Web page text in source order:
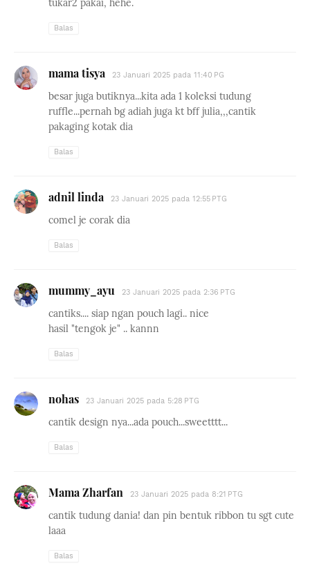
tukar2 pakai, hehe.
Balas
mama tisya 23 Januari 2025 pada 11:40 PG
besar juga butiknya...kita ada 1 koleksi tudung
ruffle...pernah bg adiah juga kt bff julia,,,cantik
pakaging kotak dia
Balas
adnil linda 23 Januari 2025 pada 12:55 PTG
comel je corak dia
Balas
mummy_ayu 23 Januari 2025 pada 2:36 PTG
cantiks.... siap ngan pouch lagi.. nice
hasil "tengok je" .. kannn
Balas
nohas 23 Januari 2025 pada 5:28 PTG
cantik design nya...ada pouch...sweetttt...
Balas
Mama Zharfan 23 Januari 2025 pada 8:21 PTG
cantik tudung dania! dan pin bentuk ribbon tu sgt cute
laaa
Balas